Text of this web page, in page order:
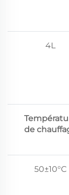
4L
de
50±10°C